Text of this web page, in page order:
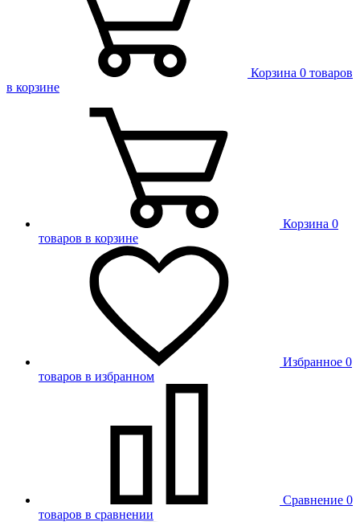
Корзина 0 товаров
в корзине
Корзина 0
товаров в корзине
Избранное 0
товаров в избранном
Сравнение 0
товаров в сравнении